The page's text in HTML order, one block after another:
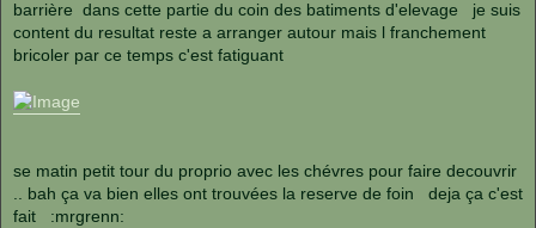
barrière dans cette partie du coin des batiments d'elevage je suis
content du resultat reste a arranger autour mais l franchement
bricoler par ce temps c'est fatiguant
se matin petit tour du proprio avec les chévres pour faire decouvrir
.. bah ça va bien elles ont trouvées la reserve de foin deja ça c'est
fait :mrgrenn: